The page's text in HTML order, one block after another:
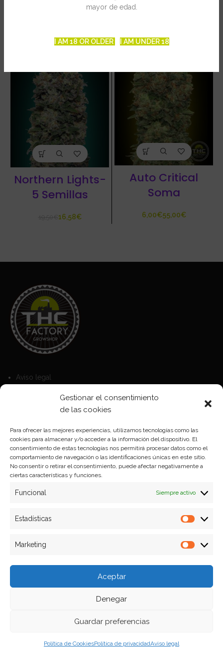
mayor de edad.
I AM 18 OR OLDER I AM UNDER 18
Gestionar el consentimiento
de las cookies
Para ofrecer las mejores experiencias, utilizamos tecnologías como las
cookies para almacenar y/o acceder a la información del dispositivo. El
consentimiento de estas tecnologías nos permitirá procesar datos como el
comportamiento de navegación o las identificaciones únicas en este sitio.
No consentir o retirar el consentimiento, puede afectar negativamente a
ciertas características y funciones.
Funcional Siempre activo
Estadísticas
Marketing
Aceptar
Denegar
Guardar preferencias
Política de CookiesPolítica de privacidadAviso legal
PRODUCTOS RELACIONADOS
Northern Lights-
5 Semillas
16,58€
Auto Critical
Soma
€ €
Aviso legal
Política de Cookies
Política de privacidad
Formas de pago
Plazos y condiciones de envio
Politica de devoluciones